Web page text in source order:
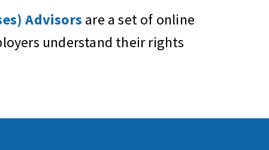
Advisors are a set of online
understand their rights